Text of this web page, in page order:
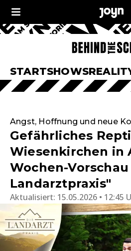
STARTSHOWS
Angst, Hoffnung und neue
Gefährliches
Wiesenkirchen in
Wochen-
Landarztpraxis"
Aktualisiert: 15.05.2026 • 12:45